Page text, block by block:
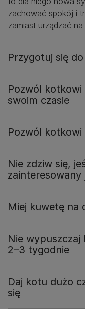
zachować spokój i
zamiast urządzać
Przygotuj się
Pozwól
swoim czasie
Pozwól kotkowi
Nie zdziw się,
zainteresowany
Miej kuwetę na
Nie
2–3 tygodnie
Daj kotu dużo
się